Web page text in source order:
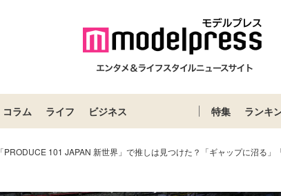
コラム ライフ ビジネス 特集 ランキ
「PRODUCE 101 JAPAN 新世界」で推しは見つけた？「ギャップに沼る」